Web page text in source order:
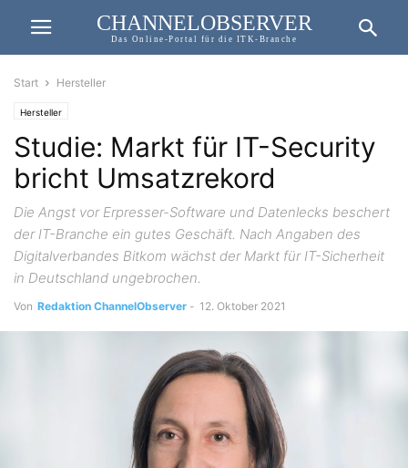
CHANNELOBSERVER
Das Online-Portal für die ITK-Branche
Start Hersteller
Hersteller
Studie: Markt für IT-Security
bricht Umsatzrekord
Die Angst vor Erpresser-Software und Datenlecks beschert
der IT-Branche ein gutes Geschäft. Nach Angaben des
Digitalverbandes Bitkom wächst der Markt für IT-Sicherheit
in Deutschland ungebrochen.
Von Redaktion ChannelObserver - 12. Oktober 2021